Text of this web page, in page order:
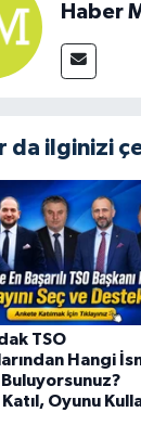
Haber
da ilginizi
TSO
Hangi
Buluyorsunuz?
Oyunu